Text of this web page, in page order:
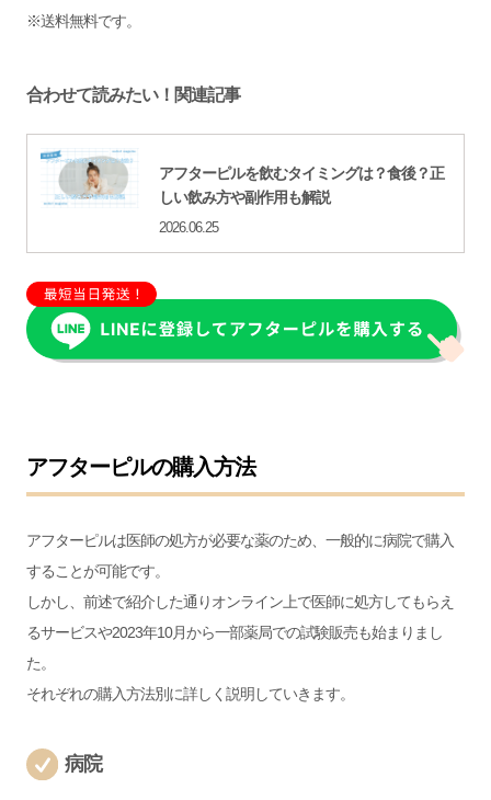
※送料無料です。
合わせて読みたい！関連記事
アフターピルを飲むタイミングは？食後？正
しい飲み方や副作用も解説
2026.06.25
アフターピルの購入方法
アフターピルは医師の処方が必要な薬のため、一般的に病院で購入
することが可能です。
しかし、前述で紹介した通りオンライン上で医師に処方してもらえ
るサービスや2023年10月から一部薬局での試験販売も始まりまし
た。
それぞれの購入方法別に詳しく説明していきます。
病院